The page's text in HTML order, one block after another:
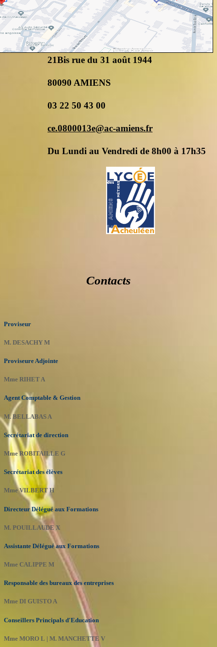
21Bis rue du 31 août 1944
80090 AMIENS
03 22 50 43 00
ce.0800013e@ac-amiens.fr
Du Lundi au Vendredi de 8h00 à 17h35
Contacts
Proviseur
M. DESACHY M
Proviseure Adjointe
Mme RIHET A
Agent Comptable & Gestion
M. BELLABAS A
Secrétariat de direction
Mme ROBITAILLE G
Secrétariat des élèves
Mme VILBERT H
Directeur Délégué aux Formations
M. POUILLAUDE X
Assistante Délégué aux Formations
Mme CALIPPE M
Responsable des bureaux des entreprises
Mme DI GUISTO A
Conseillers Principals d'Education
Mme MORO L | M. MANCHETTE V